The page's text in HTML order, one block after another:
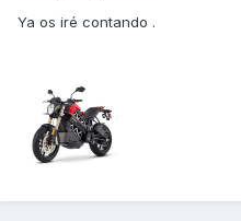
Ya os iré contando .